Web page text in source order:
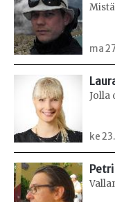
ma
Jolla
ke